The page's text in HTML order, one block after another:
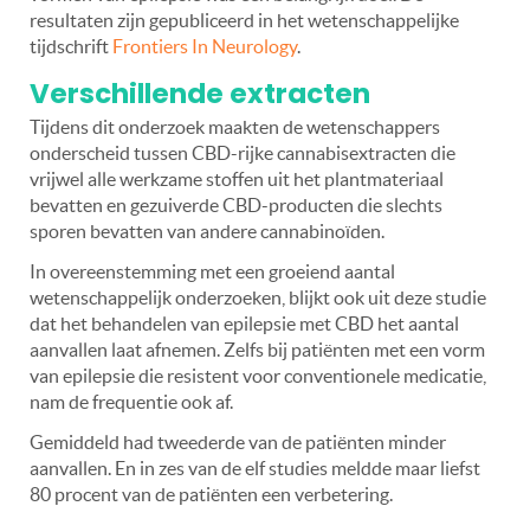
resultaten zijn gepubliceerd in het wetenschappelijke
tijdschrift Frontiers In Neurology.
Verschillende extracten
Tijdens dit onderzoek maakten de wetenschappers
onderscheid tussen CBD-rijke cannabisextracten die
vrijwel alle werkzame stoffen uit het plantmateriaal
bevatten en gezuiverde CBD-producten die slechts
sporen bevatten van andere cannabinoïden.
In overeenstemming met een groeiend aantal
wetenschappelijk onderzoeken, blijkt ook uit deze studie
dat het behandelen van epilepsie met CBD het aantal
aanvallen laat afnemen. Zelfs bij patiënten met een vorm
van epilepsie die resistent voor conventionele medicatie,
nam de frequentie ook af.
Gemiddeld had tweederde van de patiënten minder
aanvallen. En in zes van de elf studies meldde maar liefst
80 procent van de patiënten een verbetering.